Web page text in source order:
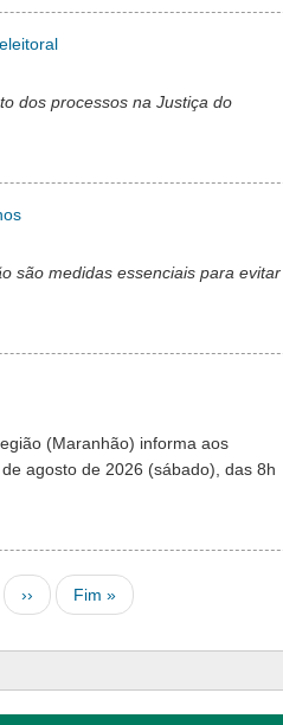
dos processos na Justiça do
são medidas essenciais para evitar
(Maranhão) informa aos
agosto de 2026 (sábado), das 8h
Next page
›› Last page
Fim »